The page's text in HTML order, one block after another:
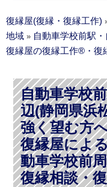
復縁屋(復縁・復縁工作)
地域 » 自動車学校前駅
復縁屋の復縁工作®・復
自動車学校
辺(静岡県浜
強く望む方
復縁屋によ
動車学校前
復縁相談・